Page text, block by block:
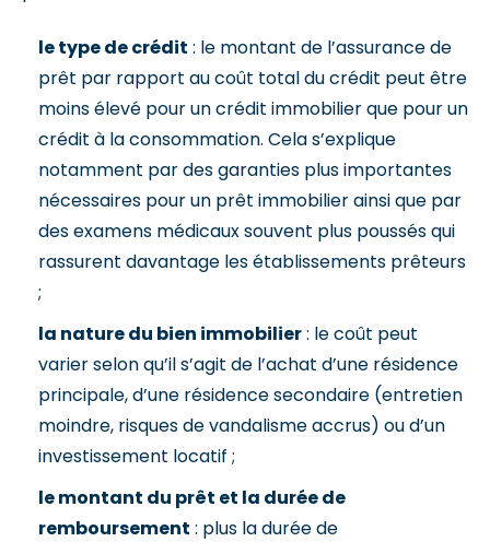
le type de crédit : le montant de l’assurance de
prêt par rapport au coût total du crédit peut être
moins élevé pour un crédit immobilier que pour un
crédit à la consommation. Cela s’explique
notamment par des garanties plus importantes
nécessaires pour un prêt immobilier ainsi que par
des examens médicaux souvent plus poussés qui
rassurent davantage les établissements prêteurs
;
la nature du bien immobilier: le coût peut
varier selon qu’il s’agit de l’achat d’une résidence
principale, d’une résidence secondaire (entretien
moindre, risques de vandalisme accrus) ou d’un
investissement locatif ;
le montant du prêt et la durée de
remboursement : plus la durée de